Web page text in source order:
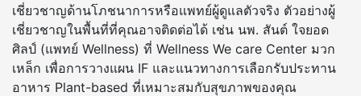
เชี่ยวชาญด้านโภชนาการหรือแพทย์ผู้ดูแลตัวจริง ตัวอย่างผู้
เชี่ยวชาญในพื้นที่ที่คุณอาจติดต่อได้ เช่น นพ. สันต์ ใจยอด
ศิลป์ (แพทย์ Wellness) ที่ Wellness We care Center มวก
เหล็ก เพื่อการวางแผน IF และแนวทางการเลือกรับประทาน
อาหาร Plant-based ที่เหมาะสมกับสุขภาพของคุณ